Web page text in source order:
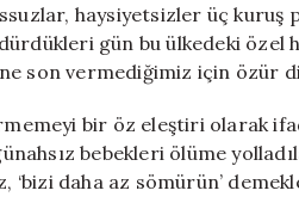
haysiyetsizler üç kuruş
gün bu ülkedeki özel
son vermediğimiz için özür
bir öz eleştiri olarak
bebekleri ölüme
‘bizi daha az sömürün’